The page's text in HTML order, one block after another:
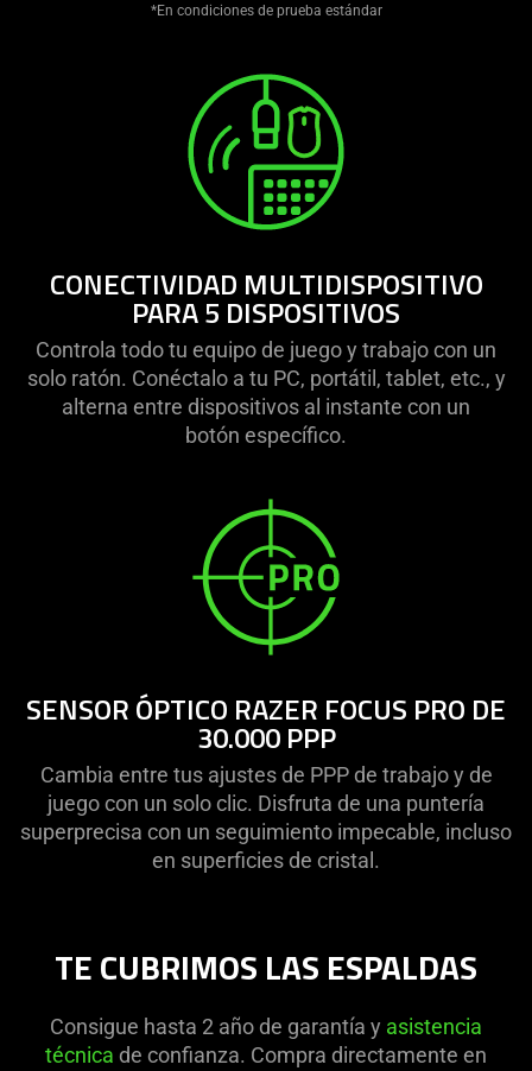
*En condiciones de prueba estándar
CONECTIVIDAD MULTIDISPOSITIVO
PARA 5 DISPOSITIVOS
Controla todo tu equipo de juego y trabajo con un
solo ratón. Conéctalo a tu PC, portátil, tablet, etc., y
alterna entre dispositivos al instante con un
botón específico.
SENSOR ÓPTICO RAZER FOCUS PRO DE
30.000 PPP
Cambia entre tus ajustes de PPP de trabajo y de
juego con un solo clic. Disfruta de una puntería
superprecisa con un seguimiento impecable, incluso
en superficies de cristal.
TE CUBRIMOS LAS ESPALDAS
Consigue hasta 2 año de garantía y asistencia
técnica de confianza. Compra directamente en